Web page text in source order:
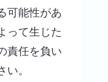
可能性があ
って生じた
責任を負い
。